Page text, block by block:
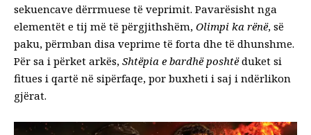
sekuencave dërrmuese të veprimit. Pavarësisht nga
elementët e tij më të përgjithshëm, Olimpi ka rënë, së
paku, përmban disa veprime të forta dhe të dhunshme.
Për sa i përket arkës, Shtëpia e bardhë poshtëduket si
fitues i qartë në sipërfaqe, por buxheti i saj i ndërlikon
gjërat.